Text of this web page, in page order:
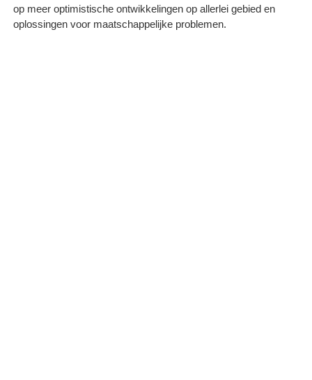
op meer optimistische ontwikkelingen op allerlei gebied en
oplossingen voor maatschappelijke problemen.